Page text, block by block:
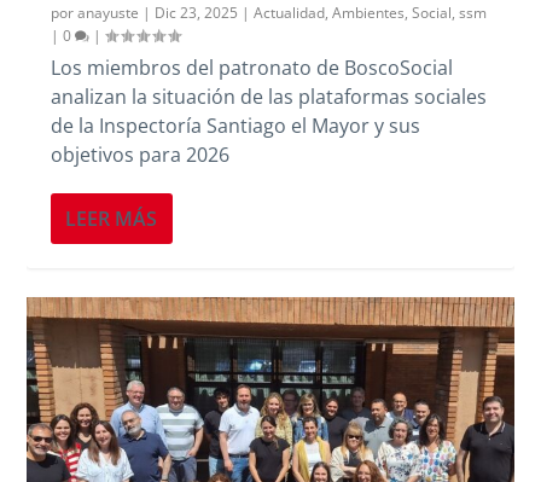
poranayuste | Dic 23, 2025 |Actualidad,Ambientes,Social,ssm
|0 |
Los miembros del patronato de BoscoSocial
analizan la situación de las plataformas sociales
de la Inspectoría Santiago el Mayor y sus
objetivos para 2026
LEER MÁS